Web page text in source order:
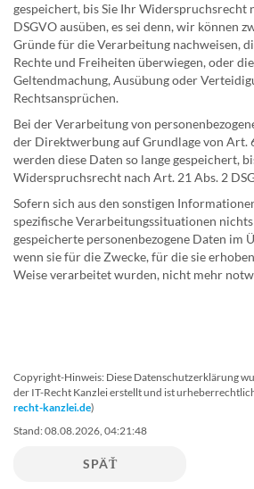
gespeichert, bis Sie Ihr Widerspruchsrecht
DSGVO ausüben, es sei denn, wir können
Gründe für die Verarbeitung nachweisen,
Rechte und Freiheiten überwiegen, oder
Geltendmachung, Ausübung oder
Rechtsansprüchen.
Bei der Verarbeitung von
der Direktwerbung auf Grundlage von Art.
werden diese Daten so lange gespeichert,
Widerspruchsrecht nach Art. 21 Abs. 2
Sofern sich aus den sonstigen
spezifische Verarbeitungssituationen
gespeicherte personenbezogene Daten im
wenn sie für die Zwecke, für die sie
Weise verarbeitet wurden, nicht mehr
Copyright-Hinweis: Diese Datenschutzerklärung
der IT-Recht Kanzlei erstellt und ist
recht-kanzlei.de)
Stand: 08.08.2026, 04:21:48
SPÄŤ